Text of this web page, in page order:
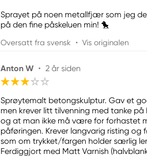
Sprayet på noen metallfjær som jeg
på den fine påskeluen min! 🐤
Oversatt fra svensk • Vis originalen
Anton W • 2 år siden
Sprøytemalt betongskulptur. Gav et
men krever litt tilvenning med tanke på
og at man ikke må være for forhastet
påføringen. Krever langvarig risting og
som om trykket/fargen holder særlig
Ferdiggjort med Matt Varnish